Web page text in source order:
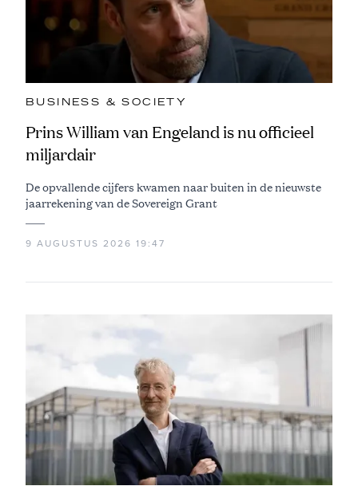
BUSINESS & SOCIETY
Prins William van Engeland is nu officieel
miljardair
De opvallende cijfers kwamen naar buiten in de nieuwste
jaarrekening van de Sovereign Grant
9 AUGUSTUS 2026 19:47